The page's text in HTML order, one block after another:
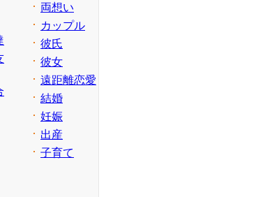
両想い
カップル
彼氏
彼女
遠距離恋愛
結婚
妊娠
出産
子育て